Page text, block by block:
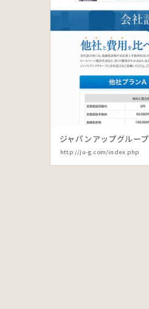
ジャパンアップグループ
http://ju-g.com/index.php